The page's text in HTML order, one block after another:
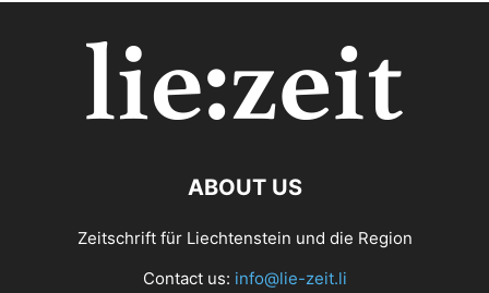
ABOUT US
Zeitschrift für Liechtenstein und die Region
Contact us: info@lie-zeit.li